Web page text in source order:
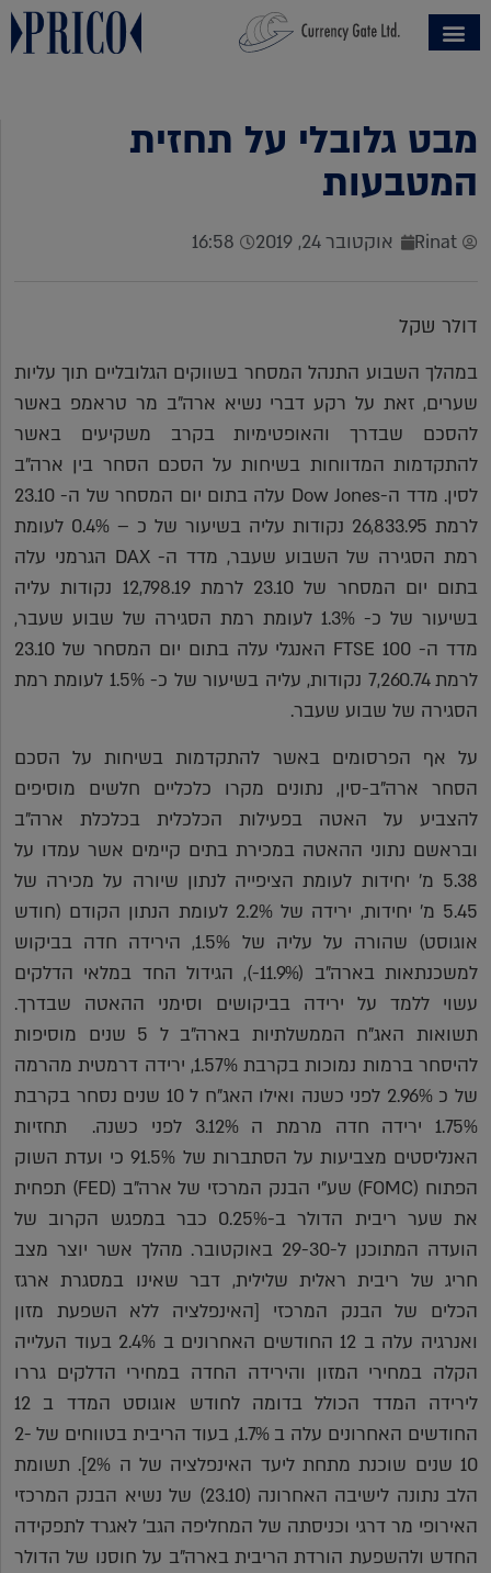
מבט גלובלי על תחזית
המטבעות
Rinat אוקטובר 24, 2019 16:58
דולר שקל
במהלך השבוע התנהל המסחר בשווקים הגלובליים תוך עליות
שערים, זאת על רקע דברי נשיא ארה"ב מר טראמפ באשר
להסכם שבדרך והאופטימיות בקרב משקיעים באשר
להתקדמות המדווחות בשיחות על הסכם הסחר בין ארה"ב
לסין. מדד ה-Dow Jones עלה בתום יום המסחר של ה- 23.10
לרמת 26,833.95 נקודות עליה בשיעור של כ – 0.4% לעומת
רמת הסגירה של השבוע שעבר, מדד ה- DAX הגרמני עלה
בתום יום המסחר של 23.10 לרמת 12,798.19 נקודות עליה
בשיעור של כ- 1.3% לעומת רמת הסגירה של שבוע שעבר,
מדד ה- FTSE 100 האנגלי עלה בתום יום המסחר של 23.10
לרמת 7,260.74 נקודות, עליה בשיעור של כ- 1.5% לעומת רמת
הסגירה של שבוע שעבר.
על אף הפרסומים באשר להתקדמות בשיחות על הסכם
הסחר ארה"ב-סין, נתונים מקרו כלכליים חלשים מוסיפים
להצביע על האטה בפעילות הכלכלית בכלכלת ארה"ב
ובראשם נתוני ההאטה במכירת בתים קיימים אשר עמדו על
5.38 מ' יחידות לעומת הציפייה לנתון שיורה על מכירה של
5.45 מ' יחידות, ירידה של 2.2% לעומת הנתון הקודם (חודש
אוגוסט) שהורה על עליה של 1.5%, הירידה חדה בביקוש
למשכנתאות בארה"ב (11.9%-), הגידול החד במלאי הדלקים
עשוי ללמד על ירידה בביקושים וסימני ההאטה שבדרך.
תשואות האג"ח הממשלתיות בארה"ב ל 5 שנים מוסיפות
להיסחר ברמות נמוכות בקרבת 1.57%, ירידה דרמטית מהרמה
של כ 2.96% לפני כשנה ואילו האג"ח ל 10 שנים נסחר בקרבת
1.75% ירידה חדה מרמת ה 3.12% לפני כשנה. תחזיות
האנליסטים מצביעות על הסתברות של 91.5% כי ועדת השוק
הפתוח (FOMC) שע"י הבנק המרכזי של ארה"ב (FED) תפחית
את שער ריבית הדולר ב-0.25% כבר במפגש הקרוב של
הועדה המתוכנן ל-29-30 באוקטובר. מהלך אשר יוצר מצב
חריג של ריבית ראלית שלילית, דבר שאינו במסגרת ארגז
הכלים של הבנק המרכזי [האינפלציה ללא השפעת מזון
ואנרגיה עלה ב 12 החודשים האחרונים ב 2.4% בעוד העלייה
הקלה במחירי המזון והירידה החדה במחירי הדלקים גררו
לירידה המדד הכולל בדומה לחודש אוגוסט המדד ב 12
החודשים האחרונים עלה ב 1.7%, בעוד הריבית בטווחים של 2-
10 שנים שוכנת מתחת ליעד האינפלציה של ה 2%]. תשומת
הלב נתונה לישיבה האחרונה (23.10) של נשיא הבנק המרכזי
האירופי מר דרגי וכניסתה של המחליפה הגב' לאגרד לתפקידה
החדש ולהשפעת הורדת הריבית בארה"ב על חוסנו של הדולר